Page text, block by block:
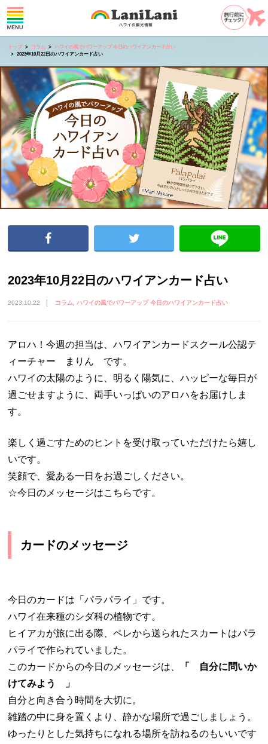
トップ コラム
ハワイの風でパワーアップ 今日のハワイアンカード占い
2023年10月22日のハワイアンカード占い
2023年10月22日のハワイアンカード占い
2023.10.22 コラム ハワイの風でパワーアップ 今日のハワイアンカード占い
アロハ！今週の担当は、ハワイアンカードスクール公認テ
ィーチャー まりん です。
ハワイの太陽のように、明るく陽気に、ハッピーな毎日が
過ごせますように、両手いっぱいのアロハをお届けしま
す。
楽しく過ごすためのヒントを受け取っていただけたら嬉し
いです。
笑顔で、愛ある一日をお過ごしください。
☆今日のメッセージはこちらです。
カードのメッセージ
今日のカードは「パラパライ」です。
ハワイ在来種のシダ科の植物です。
ヒイアカが旅に出る際、ペレから送られたスカートはパラ
パライで作られていました。
このカードからの今日のメッセージは、
「 自分に問いか
けてみよう 」
自分と向き合う時間を大切に。
雑踏の中に身を置くより、静かな場所で過ごしましょう。
ゆったりとした気持ちになれる場所を訪ねるのもいいです